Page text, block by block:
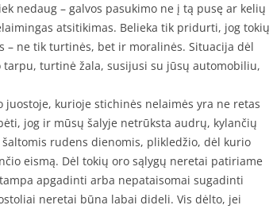
nedaug – galvos pasukimo ne į tą pusę ar kelių
atsitikimas. Belieka tik pridurti, jog tokių
ne tik turtinės, bet ir moralinės. Situacija dėl
turtinė žala, susijusi su jūsų automobiliu,
kurioje stichinės nelaimės yra ne retas
jog ir mūsų šalyje netrūksta audrų, kylančių
rudens dienomis, plikledžio, dėl kurio
eismą. Dėl tokių oro sąlygų neretai patiriame
apgadinti arba nepataisomai sugadinti
neretai būna labai dideli. Vis dėlto, jei